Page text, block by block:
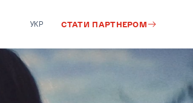
УКР СТАТИ ПАРТНЕРОМ